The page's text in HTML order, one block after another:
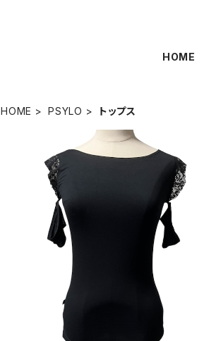
HOME
HOME PSYLO トップス
【PSYLO】コールドショルダーカットソー